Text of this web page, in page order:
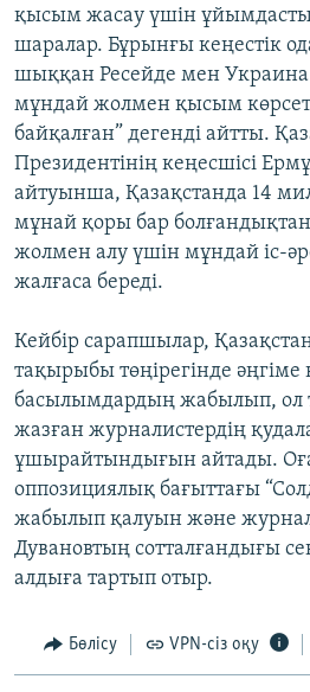
қысым жасау үшін
шаралар. Бұрынғы кеңестік
шыққан Ресейде мен Украина
мұндай жолмен қысым
байқалған” дегенді айтты.
Президентінің кеңесшісі
айтуынша, Қазақстанда 14
мұнай қоры бар
жолмен алу үшін мұндай іс-
жалғаса береді.
Кейбір сарапшылар,
тақырыбы төңірегінде әңгіме
басылымдардың жабылып, ол
жазған журналистердің
ұшырайтындығын айтады.
оппозициялық бағыттағы
жабылып қалуын және
Дувановтың сотталғандығы
алдыға тартып отыр.
Бөлісу VPN-сіз оқу